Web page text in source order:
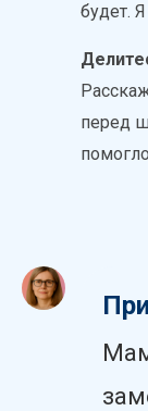
перед
будет.